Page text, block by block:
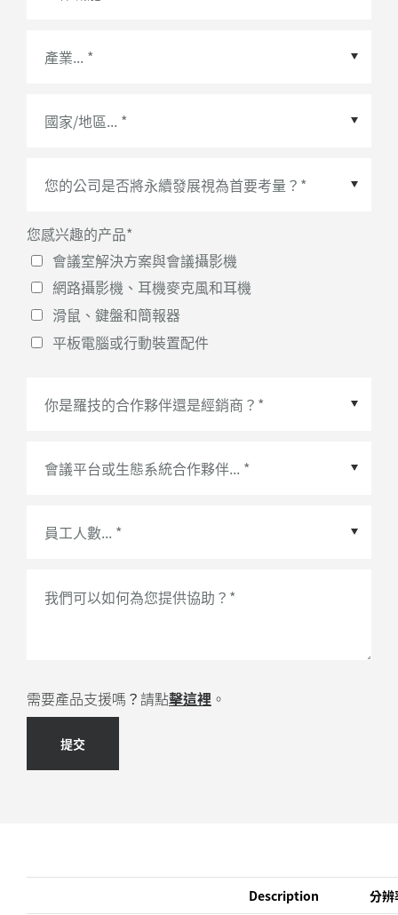
國家/地區*
您感兴趣的产品*
會議室解決方案與會議攝影機
網路攝影機、耳機麥克風和耳機
滑鼠、鍵盤和簡報器
平板電腦或行動裝置配件
會議平台或生態系統合作夥伴
我們可以如何為您提供協助？ *
需要產品支援嗎？請點擊這裡 。
提交
Description
分辨